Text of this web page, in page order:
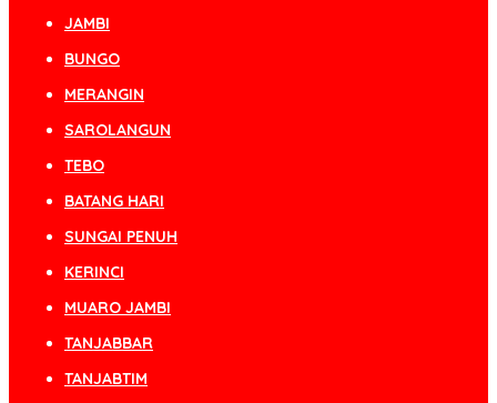
JAMBI
BUNGO
MERANGIN
SAROLANGUN
TEBO
BATANG HARI
SUNGAI PENUH
KERINCI
MUARO JAMBI
TANJABBAR
TANJABTIM